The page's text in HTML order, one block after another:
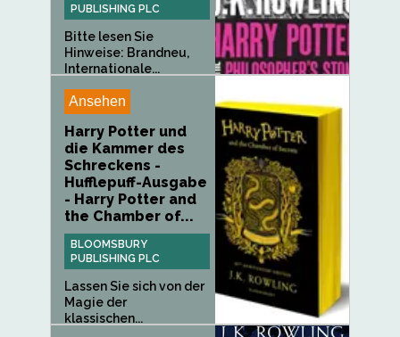
PUBLISHING PLC
Bitte lesen Sie
Hinweise: Brandneu,
Internationale...
Ansehen
Harry Potter und
die Kammer des
Schreckens -
Hufflepuff-Ausgabe
- Harry Potter and
the Chamber of...
BLOOMSBURY
PUBLISHING PLC
Lassen Sie sich von der
Magie der
klassischen...